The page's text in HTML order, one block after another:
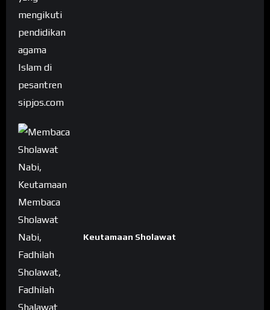
Keutamaan Sholawat